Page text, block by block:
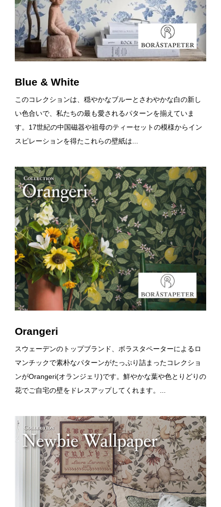
Blue & White
このコレクションは、穏やかなブルーとさわやかな白の新し
い色合いで、私たちの最も愛されるパターンを揃えていま
す。17世紀の中国磁器や祖母のティーセットの模様からイン
スピレーションを得たこれらの壁紙は...
Orangeri
スウェーデンのトップブランド、ボラスタペーターによるロ
マンチックで素朴なパターンがたっぷり詰まったコレクショ
ンがOrangeri(オランジェリ)です。鮮やかな葉や色とりどりの
花でご自宅の壁をドレスアップしてくれます。...